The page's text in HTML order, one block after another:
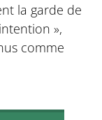
la garde de
»,
comme